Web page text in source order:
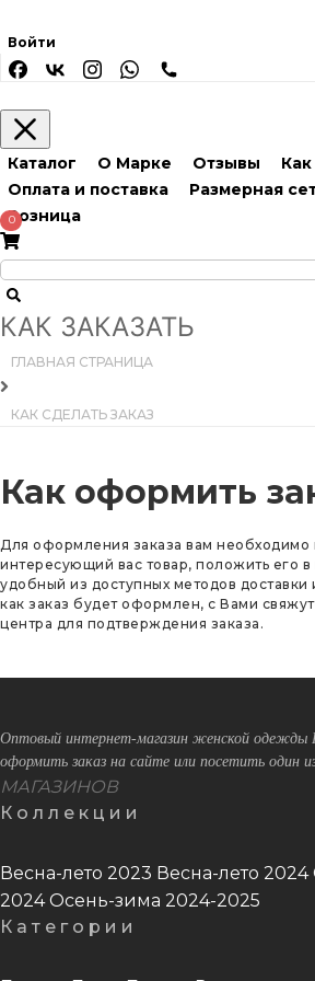
Войти
Каталог О Марке Отзывы
Оплата и поставка
Размерная
Розница
0
КАК ЗАКАЗАТЬ
ГЛАВНАЯ СТРАНИЦА
КАК СДЕЛАТЬ ЗАКАЗ
Как оформить
Для оформления заказа вам необходимо
интересующий вас товар, положить его в
удобный из доступных методов доставки
как заказ будет оформлен, с Вами
центра для подтверждения заказа.
Оптовый интернет-магазин женской
оформить заказ на сайте или посетить один
МАГАЗИНОВ
Коллекции
Весна-лето 2023 Весна-лето 2024
2024Осень-зима 2024-2025
Категории